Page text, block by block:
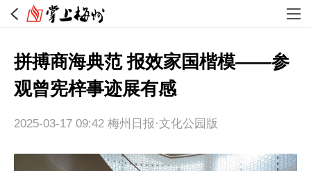
拼搏商海典范 报效家国楷模——参
观曾宪梓事迹展有感
2025-03-17 09:42 梅州日报·文化公园版